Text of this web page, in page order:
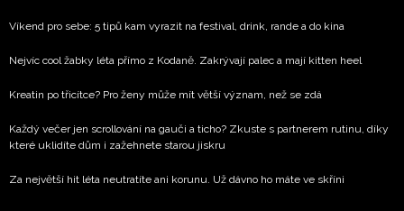
Víkend pro sebe: 5 tipů kam vyrazit na festival, drink, rande a do kina
Nejvíc cool žabky léta přímo z Kodaně. Zakrývají palec a mají kitten heel
Kreatin po třicítce? Pro ženy může mít větší význam, než se zdá
Každý večer jen scrollování na gauči a ticho? Zkuste s partnerem rutinu, díky
které uklidíte dům i zažehnete starou jiskru
Za největší hit léta neutratíte ani korunu. Už dávno ho máte ve skříni